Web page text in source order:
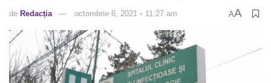
de Redacția octombrie 6, 2021 ◦ 11:27 am AA